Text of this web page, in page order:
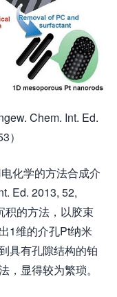
Chem. Int. Ed.
）
化学的方法合成介
Ed. 2013, 52,
积的方法，以胶束
1维的介孔Pt纳米
具有孔隙结构的铂
显得较为繁琐。